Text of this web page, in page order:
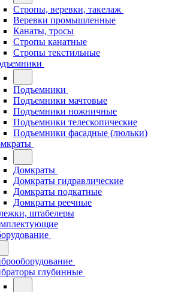
Стропы, веревки, такелаж
Веревки промышленные
Канаты, тросы
Стропы канатные
Стропы текстильные
Подъемники
Подъемники мачтовые
Подъемники ножничные
Подъемники телескопические
Подъемники фасадные (люльки)
Домкраты
Домкраты гидравлические
Домкраты подкатные
Домкраты реечные
штабелеры
глубинные